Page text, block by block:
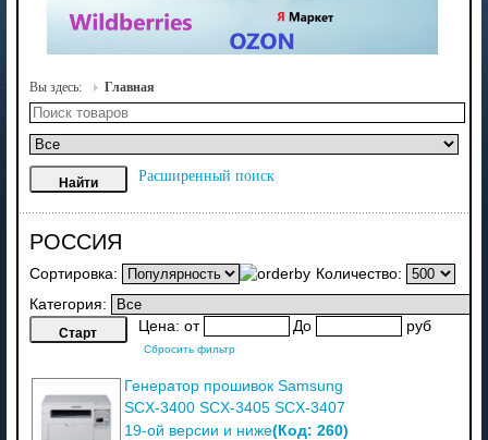
Вы здесь: Главная
Расширенный поиск
РОССИЯ
Сортировка:
Количество:
Категория:
Цена: от До руб
Сбросить фильтр
Генератор прошивок Samsung
SCX-3400 SCX-3405 SCX-3407
19-ой версии и ниже(Код: 260)